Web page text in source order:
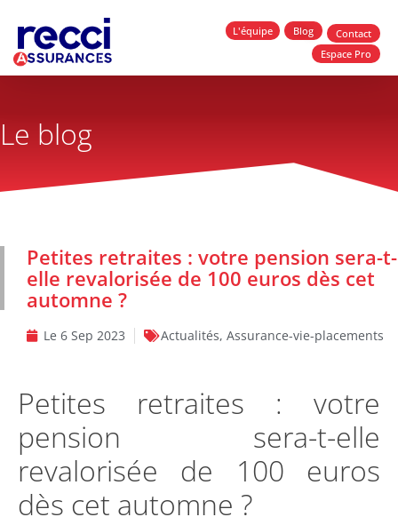
L'équipe Blog
Contact
Espace Pro
Le blog
Petites retraites : votre pension sera-t-
elle revalorisée de 100 euros dès cet
automne ?
Le 6 Sep 2023 Actualités, Assurance-vie-placements
Petites retraites : votre
pension sera-t-elle
revalorisée de 100 euros
dès cet automne ?